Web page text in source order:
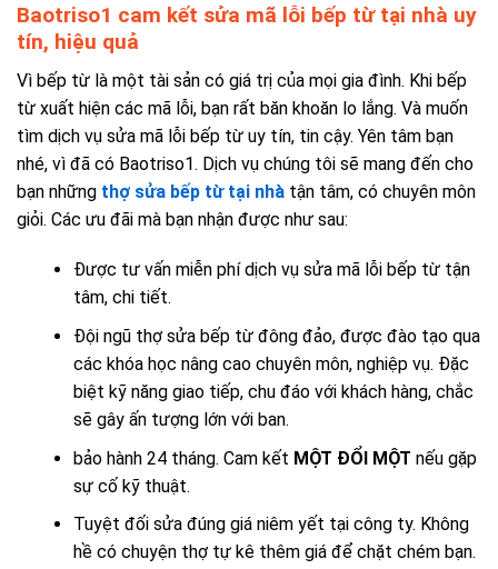
Baotriso1 cam kết sửa mã lỗi bếp từ tại nhà uy
tín, hiệu quả
Vì bếp từ là một tài sản có giá trị của mọi gia đình. Khi bếp
từ xuất hiện các mã lỗi, bạn rất băn khoăn lo lắng. Và muốn
tìm dịch vụ sửa mã lỗi bếp từ uy tín, tin cậy. Yên tâm bạn
nhé, vì đã có Baotriso1. Dịch vụ chúng tôi sẽ mang đến cho
bạn những thợ sửa bếp từ tại nhà tận tâm, có chuyên môn
giỏi. Các ưu đãi mà bạn nhận được như sau:
Được tư vấn miễn phí dịch vụ sửa mã lỗi bếp từ tận
tâm, chi tiết.
Đội ngũ thợ sửa bếp từ đông đảo, được đào tạo qua
các khóa học nâng cao chuyên môn, nghiệp vụ. Đặc
biệt kỹ năng giao tiếp, chu đáo với khách hàng, chắc
sẽ gây ấn tượng lớn với ban.
bảo hành 24 tháng. Cam kết MỘT ĐỔI MỘT nếu gặp
sự cố kỹ thuật.
Tuyệt đối sửa đúng giá niêm yết tại công ty. Không
hề có chuyện thợ tự kê thêm giá để chặt chém bạn.